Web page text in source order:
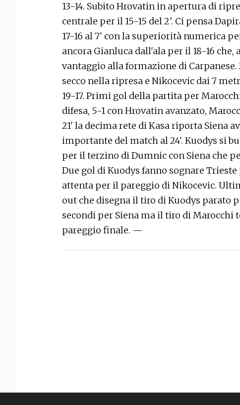
13-14. Subito Hrovatin in apertura di
centrale per il 15-15 del 2'. Ci pensa
17-16 al 7' con la superiorità numerica
ancora Gianluca dall'ala per il 18-16
vantaggio alla formazione di
secco nella ripresa e Nikocevic dai 7
19-17. Primi gol della partita per
difesa, 5-1 con Hrovatin avanzato,
21' la decima rete di Kasa riporta Siena
importante del match al 24'. Kuodys si
per il terzino di Dumnic con Siena che
Due gol di Kuodys fanno sognare Trieste
attenta per il pareggio di Nikocevic.
out che disegna il tiro di Kuodys parato
secondi per Siena ma il tiro di Marocchi
pareggio finale. —